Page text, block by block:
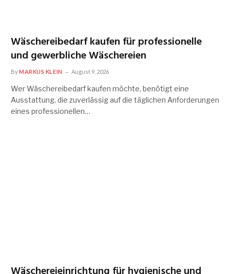
Wäschereibedarf kaufen für professionelle
und gewerbliche Wäschereien
ByMARKUS KLEIN August 9, 2026
Wer Wäschereibedarf kaufen möchte, benötigt eine
Ausstattung, die zuverlässig auf die täglichen Anforderungen
eines professionellen…